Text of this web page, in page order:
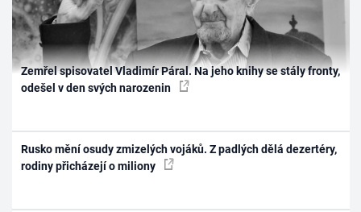
Zemřel spisovatel Vladimír Páral. Na jeho knihy se stály fronty,
odešel v den svých narozenin
Rusko mění osudy zmizelých vojáků. Z padlých dělá dezertéry,
rodiny přicházejí o miliony